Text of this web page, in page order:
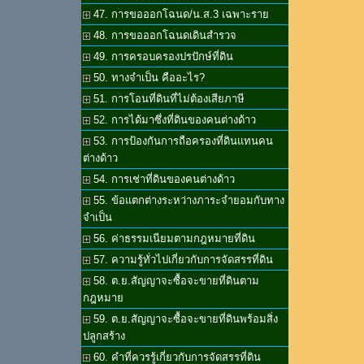
47. การขอออกโฉนด/น.ส.3 เฉพาะราย
48. การขอออกโฉนดเดินสำรวจ
49. การครอบครองปรปักษ์ที่ดิน
50. ทางจำเป็น คืออะไร?
51. การโอนที่ดินที่ไม่ต้องเสียภาษี
52. การได้มาซึ่งที่ดินของคนต่างด้าว
53. การป้องกันการถือครองที่ดินแทนคน
ต่างด้าว
54. การเช่าที่ดินของคนต่างด้าว
55. ข้อแตกต่างระหว่างภาระจำยอมกับทาง
จำเป็น
56. ค่าธรรมเนียมตามกฎหมายที่ดิน
57. ความรู้ทั่วไปเกี่ยวกับการจัดสรรที่ดิน
58. ต.ย.สัญญาจะซื้อจะขายที่ดินตาม
กฎหมาย
59. ต.ย.สัญญาจะซื้อจะขายที่ดินพร้อมสิ่ง
ปลูกสร้าง
60. คำที่ควรรู้เกี่ยวกับการจัดสรรที่ดิน